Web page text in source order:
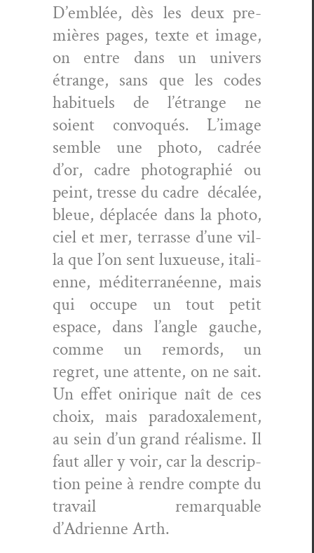
D’emblée, dès les deux pre­
mières pages, texte et image,
on entre dans un univers
étrange, sans que les codes
habituels de l’étrange ne
soient con­vo­qués. L’image
sem­ble une pho­to, cadrée
d’or, cadre pho­tographié ou
peint, tresse du cadre décalée,
bleue, déplacée dans la pho­to,
ciel et mer, ter­rasse d’une vil­
la que l’on sent lux­ueuse, ital­i­
enne, méditer­ranéenne, mais
qui occupe un tout petit
espace, dans l’angle gauche,
comme un remords, un
regret, une attente, on ne sait.
Un effet onirique naît de ces
choix, mais para­doxale­ment,
au sein d’un grand réal­isme. Il
faut aller y voir, car la descrip­
tion peine à ren­dre compte du
tra­vail remar­quable
d’Adrienne Arth.